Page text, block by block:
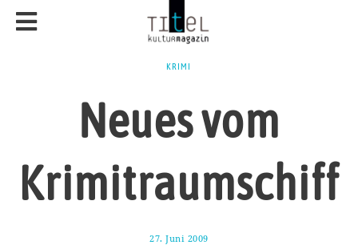
KRIMI
Neues vom
Krimitraumschiff
27. Juni 2009